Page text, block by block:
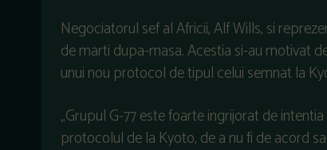
Negociatorul sef al Africii, Alf Wills, si
de marti dupa-masa. Acestia si-au motivat
unui nou protocol de tipul celui semnat la
„Grupul G-77 este foarte ingrijorat de
protocolul de la Kyoto, de a nu fi de acord